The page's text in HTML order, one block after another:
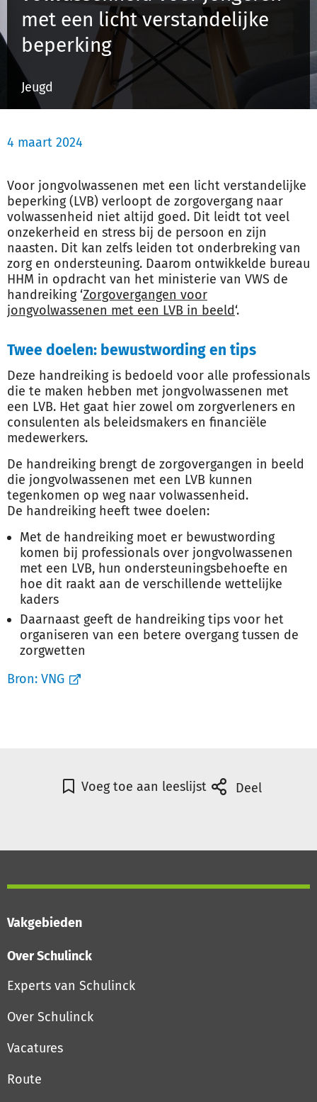
Inloggen
Registreren
met een licht verstandelijke
beperking
Jeugd
4 maart 2024
Voor jongvolwassenen met een licht verstandelijke
beperking (LVB) verloopt de zorgovergang naar
volwassenheid niet altijd goed. Dit leidt tot veel
onzekerheid en stress bij de persoon en zijn
naasten. Dit kan zelfs leiden tot onderbreking van
zorg en ondersteuning. Daarom ontwikkelde bureau
HHM in opdracht van het ministerie van VWS de
handreiking‘Zorgovergangen voor
jongvolwassenen met een LVB in beeld‘.
Twee doelen: bewustwording en tips
Deze handreiking is bedoeld voor alle professionals
die te maken hebben met jongvolwassenen met
een LVB. Het gaat hier zowel om zorgverleners en
consulenten als beleidsmakers en financiële
medewerkers.
De handreiking brengt de zorgovergangen in beeld
die jongvolwassenen met een LVB kunnen
tegenkomen op weg naar volwassenheid.
De handreiking heeft twee doelen:
Met de handreiking moet er bewustwording
komen bij professionals over jongvolwassenen
met een LVB, hun ondersteuningsbehoefte en
hoe dit raakt aan de verschillende wettelijke
kaders
Daarnaast geeft de handreiking tips voor het
organiseren van een betere overgang tussen de
zorgwetten
Bron: VNG
Voeg toe aan leeslijst Deel
Vakgebieden
Over Schulinck
Experts van Schulinck
Over Schulinck
Vacatures
Route